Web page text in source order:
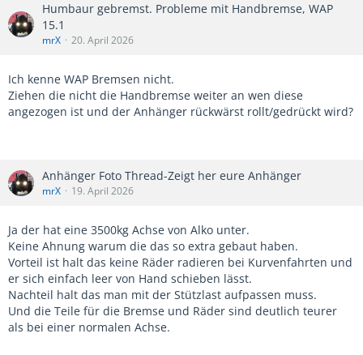
Humbaur gebremst. Probleme mit Handbremse, WAP
15.1
mrX 20. April 2026
Ich kenne WAP Bremsen nicht.
Ziehen die nicht die Handbremse weiter an wen diese
angezogen ist und der Anhänger rückwärst rollt/gedrückt wird?
Anhänger Foto Thread-Zeigt her eure Anhänger
mrX 19. April 2026
Ja der hat eine 3500kg Achse von Alko unter.
Keine Ahnung warum die das so extra gebaut haben.
Vorteil ist halt das keine Räder radieren bei Kurvenfahrten und
er sich einfach leer von Hand schieben lässt.
Nachteil halt das man mit der Stützlast aufpassen muss.
Und die Teile für die Bremse und Räder sind deutlich teurer
als bei einer normalen Achse.